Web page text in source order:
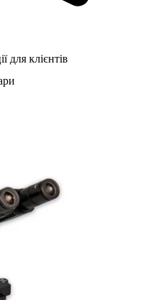
для клієнтів